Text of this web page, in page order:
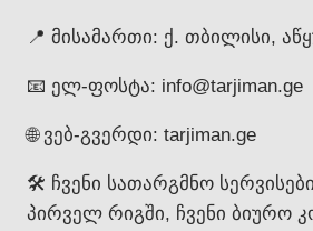
📍 მისამართი: ქ. თბილისი,
📧 ელ-ფოსტა: info@tarjiman.ge
🌐 ვებ-გვერდი: tarjiman.ge
🛠️ ჩვენი სათარგმნო
პირველ რიგში, ჩვენი ბიურო